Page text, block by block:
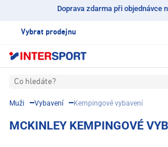
Doprava zdarma při objednávce
Vybrat prodejnu
Co hledáte?
Muži Vybavení Kempingové vybavení
MCKINLEY KEMPINGOVÉ